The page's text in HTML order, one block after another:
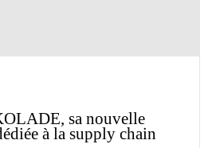
sa nouvelle
à la supply chain